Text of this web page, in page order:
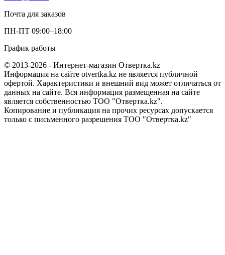
Почта для заказов
ПН-ПТ 09:00–18:00
График работы
© 2013-2026 - Интернет-магазин Отвертка.kz
Информация на сайте otvertka.kz не является публичной
офертой. Характеристики и внешний вид может отличаться от
данных на сайте. Вся информация размещенная на сайте
является собственностью ТОО "Отвертка.kz".
Копирование и публикация на прочих ресурсах допускается
только с письменного разрешения ТОО "Отвертка.kz"